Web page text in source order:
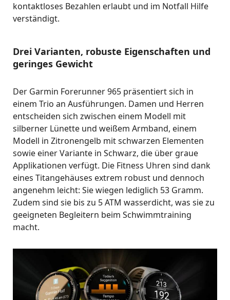
kontaktloses Bezahlen erlaubt und im Notfall Hilfe
verständigt.
Drei Varianten, robuste Eigenschaften und
geringes Gewicht
Der Garmin Forerunner 965 präsentiert sich in
einem Trio an Ausführungen. Damen und Herren
entscheiden sich zwischen einem Modell mit
silberner Lünette und weißem Armband, einem
Modell in Zitronengelb mit schwarzen Elementen
sowie einer Variante in Schwarz, die über graue
Applikationen verfügt. Die Fitness Uhren sind dank
eines Titangehäuses extrem robust und dennoch
angenehm leicht: Sie wiegen lediglich 53 Gramm.
Zudem sind sie bis zu 5 ATM wasserdicht, was sie zu
geeigneten Begleitern beim Schwimmtraining
macht.